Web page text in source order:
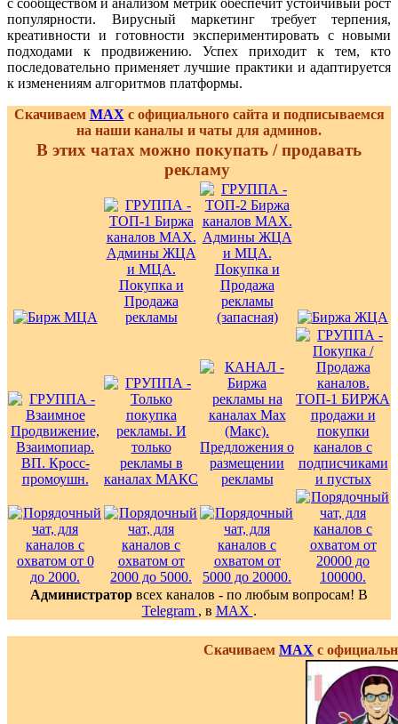
популярности. Вирусный маркетинг требует терпения,
креативности и готовности экспериментировать с новыми
подходами к продвижению. Успех приходит к тем, кто
последовательно применяет лучшие практики и адаптируется
к изменениям алгоритмов платформы.
Скачиваем MAX с официального сайта и подписываемся
на наши каналы и чаты для админов.
В этих чатах можно покупать / продавать
рекламу
Администратор всех каналов - по любым вопросам! В
Telegram , в MAX .
Скачиваем MAX с